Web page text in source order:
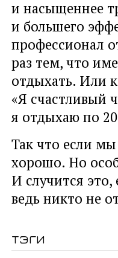
и насыщеннее
и большего
профессионал
раз тем, что
отдыхать. Или
«Я счастливый
я отдыхаю по
Так что если
хорошо. Но
И случится
ведь никто не
тэги